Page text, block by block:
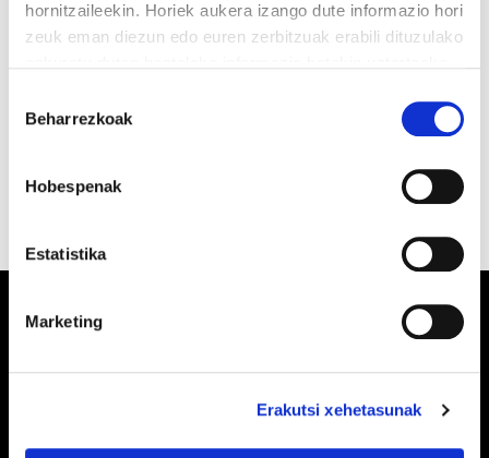
hornitzaileekin. Horiek aukera izango dute informazio hori
zeuk eman diezun edo euren zerbitzuak erabili dituzulako
hautatzea
Beharrezkoak
Hobespenak
Estatistika
Marketing
Erakutsi xehetasunak
Barrainkua, 13 48009 BILBO